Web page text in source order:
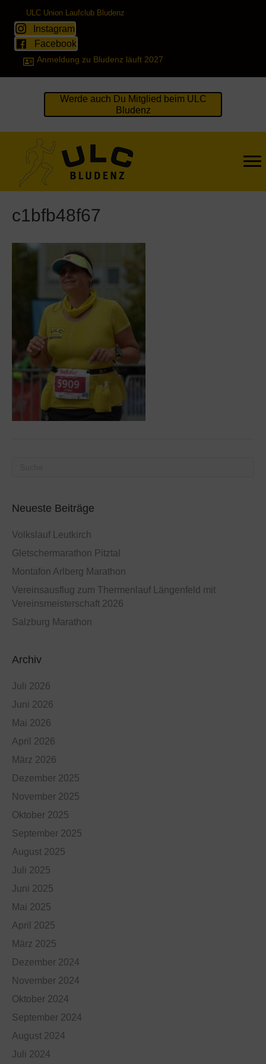
ULC Union Laufclub Bludenz
Instagram
Facebook
Anmeldung zu Bludenz läuft 2027
Werde auch Du Mitglied beim ULC
Bludenz
c1bfb48f67
Neueste Beiträge
Volkslauf Leutkirch
Gletschermarathon Pitztal
Montafon Arlberg Marathon
Vereinsausflug zum Thermenlauf Längenfeld mit
Vereinsmeisterschaft 2026
Salzburg Marathon
Archiv
Juli 2026
Juni 2026
Mai 2026
April 2026
März 2026
Dezember 2025
November 2025
Oktober 2025
September 2025
August 2025
Juli 2025
Juni 2025
Mai 2025
April 2025
März 2025
Dezember 2024
November 2024
Oktober 2024
September 2024
August 2024
Juli 2024